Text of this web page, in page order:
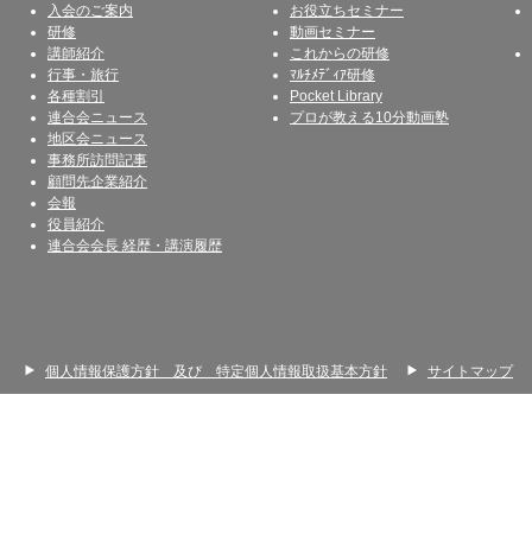
入会のご案内
研修
講師紹介
行事・旅行
各種割引
連合会ニュース
地区会ニュース
事務所訪問記事
顧問先企業紹介
会報
役員紹介
連合会会長 経歴・講演履歴
お役立ちセミナー
動画セミナー
これからの研修
ﾏﾙﾁﾒﾃﾞｨｱ研修
Pocket Library
プロが教える10分動画塾
個人情報保護方針 及び 特定個人情報取扱基本方針 サイトマップ